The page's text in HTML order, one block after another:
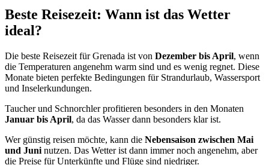
Beste Reisezeit: Wann ist das Wetter
ideal?
Die beste Reisezeit für Grenada ist von Dezember bis April, wenn
die Temperaturen angenehm warm sind und es wenig regnet. Diese
Monate bieten perfekte Bedingungen für Strandurlaub, Wassersport
und Inselerkundungen.
Taucher und Schnorchler profitieren besonders in den Monaten
Januar bis April, da das Wasser dann besonders klar ist.
Wer günstig reisen möchte, kann die Nebensaison zwischen Mai
und Juni nutzen. Das Wetter ist dann immer noch angenehm, aber
die Preise für Unterkünfte und Flüge sind niedriger.